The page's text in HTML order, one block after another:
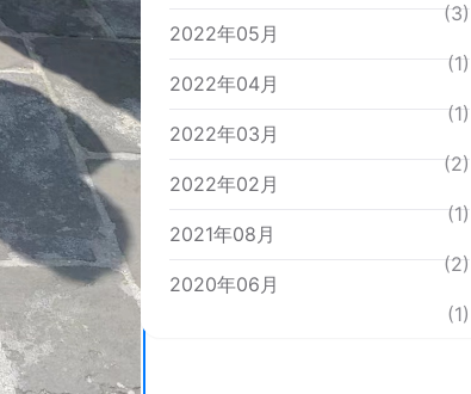
(3)
2022年05月
(1)
2022年04月
(1)
2022年03月
(2)
2022年02月
(1)
2021年08月
(2)
2020年06月
(1)